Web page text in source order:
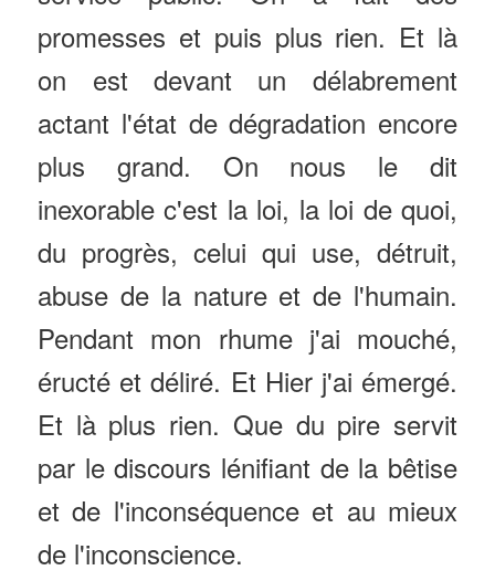
promesses et puis plus rien. Et là
on est devant un délabrement
actant l'état de dégradation encore
plus grand. On nous le dit
inexorable c'est la loi, la loi de quoi,
du progrès, celui qui use, détruit,
abuse de la nature et de l'humain.
Pendant mon rhume j'ai mouché,
éructé et déliré. Et Hier j'ai émergé.
Et là plus rien. Que du pire servit
par le discours lénifiant de la bêtise
et de l'inconséquence et au mieux
de l'inconscience.